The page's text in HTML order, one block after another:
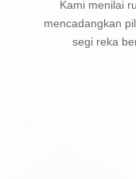
Kami menilai
mencadangkan
segi reka